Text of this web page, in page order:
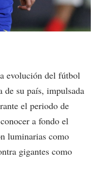
evolución del fútbol
de su país, impulsada
el periodo de
a fondo el
luminarias como
gigantes como